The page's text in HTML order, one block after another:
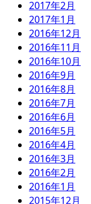
2017年2月
2017年1月
2016年12月
2016年11月
2016年10月
2016年9月
2016年8月
2016年7月
2016年6月
2016年5月
2016年4月
2016年3月
2016年2月
2016年1月
2015年12月